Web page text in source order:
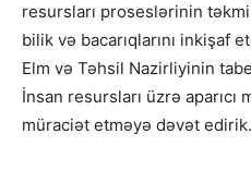
resursları proseslərinin
bilik və bacarıqlarını inkişaf
Elm və Təhsil Nazirliyinin
İnsan resursları üzrə
müraciət etməyə dəvət edirik.